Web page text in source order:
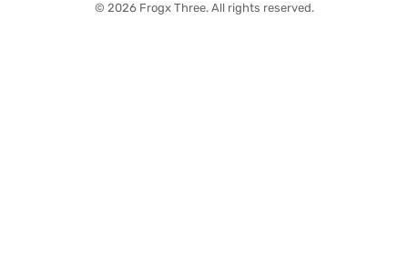
© 2026 Frogx Three. All rights reserved.